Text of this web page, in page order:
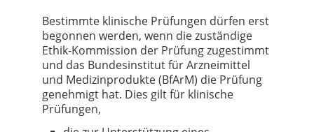
Bestimmte klinische Prüfungen dürfen erst
begonnen werden, wenn die zuständige
Ethik-Kommission der Prüfung zugestimmt
und das Bundesinstitut für Arzneimittel
und Medizinprodukte (BfArM) die Prüfung
genehmigt hat. Dies gilt für klinische
Prüfungen,